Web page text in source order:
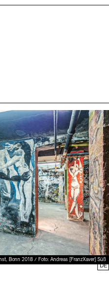
Bonn 2018 / Foto: Andreas [FranzXaver] Süß
DE